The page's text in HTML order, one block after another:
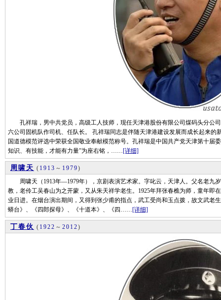
孔祥瑞，男中共党员，高级工人技师，现任天津港股份有限公司煤码头分公
六公司固机队作司机、任队长。 孔祥瑞同志是伴随天津港建设发展而成长起来的
国道德模范评选中荣获全国敬业奉献模范称号。孔祥瑞是中国共产党天津第十届
知识、有技能，才能有力量”为座右铭，……[详细]
周啸天 ( 1913 ～ 1979)
周啸天（1913年—1979年），京剧表演艺术家。字叱云，天津人。父名老九
教，老伶工吴春山为之开蒙，又从朱天祥学老生。1925年拜张春樵为师，童年即
业日进。在烟台演出期间，又得到张少甫的指点，武工受尚和玉点拨，故文武老
蟒台》、《四郎探母》、《十道本》、《四……[详细]
丁春伙 ( 1922 ～ 2012)